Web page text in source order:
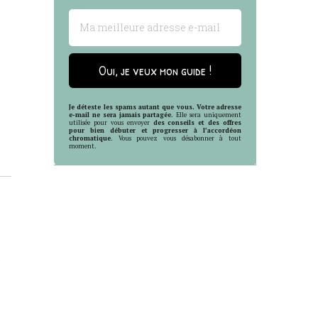
Oui, je veux mon guide !
Je déteste les spams autant que vous. Votre adresse
e-mail ne sera jamais partagée. Elle sera uniquement
utilisée pour vous envoyer des conseils et des offres
pour bien débuter et progresser à l’accordéon
chromatique. Vous pouvez vous désabonner à tout
moment.
et